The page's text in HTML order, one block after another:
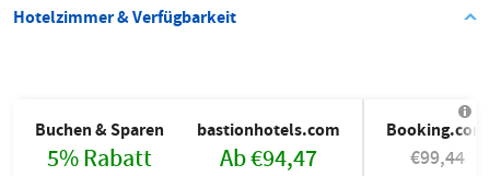
Hotelzimmer & Verfügbarkeit
Buchen & Sparen
5% Rabatt
bastionhotels.com
Ab €94,47
Booking.com
€99,44